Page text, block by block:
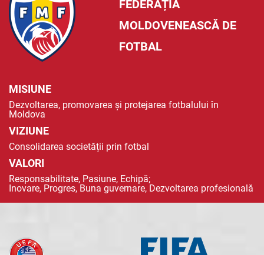
FEDERAȚIA
MOLDOVENEASCĂ DE
FOTBAL
MISIUNE
Dezvoltarea, promovarea și protejarea fotbalului în
Moldova
VIZIUNE
Consolidarea societății prin fotbal
VALORI
Responsabilitate, Pasiune, Echipă;
Inovare, Progres, Buna guvernare, Dezvoltarea profesională